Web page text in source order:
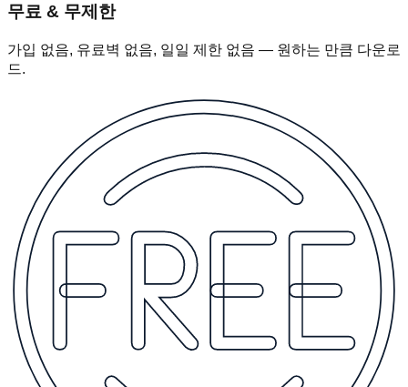
무료 & 무제한
가입 없음, 유료벽 없음, 일일 제한 없음 — 원하는 만큼 다운로
드.